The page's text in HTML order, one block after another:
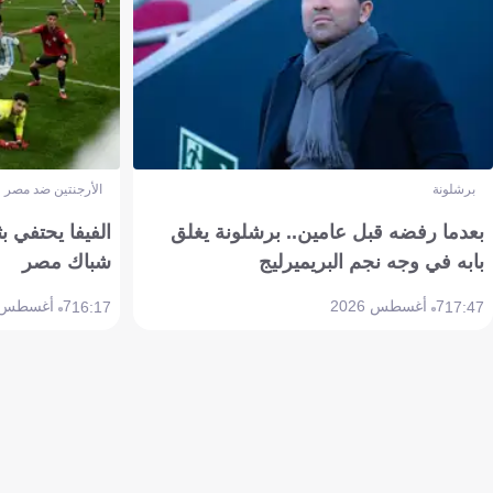
برشلونة
بعدما رفضه قبل عامين.. برشلونة يغلق
بابه في وجه نجم البريميرليج
17:477 أغسطس 2026
الأرجنتين ضد مصر
الفيفا يحتفي
شباك مصر
16:177 أغسطس 2026